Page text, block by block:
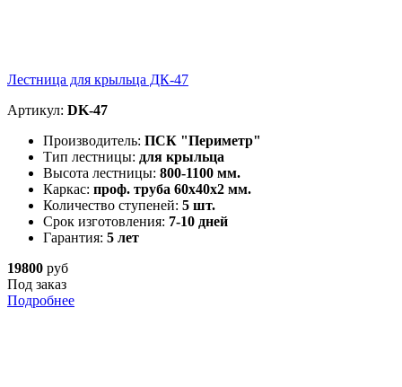
Лестница для крыльца ДК-47
Артикул: DK-47
Производитель: ПСК "Периметр"
Тип лестницы: для крыльца
Высота лестницы: 800-1100 мм.
Каркас: проф. труба 60х40х2 мм.
Количество ступеней: 5 шт.
Срок изготовления: 7-10 дней
Гарантия: 5 лет
19800 руб
Под заказ
Подробнее